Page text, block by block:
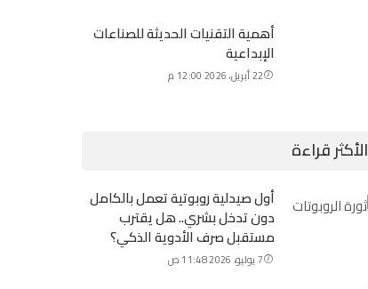
أهمية التقنيات الحديثة للصناعات
الإبداعية
22 أبريل، 2026 12:00 م
الأكثر قراءة
أول صيدلية روبوتية تعمل بالكامل
دون تدخل بشري.. هل يقترب
مستقبل صرف الأدوية الذكي؟
7 يوليو، 2026 11:48 ص